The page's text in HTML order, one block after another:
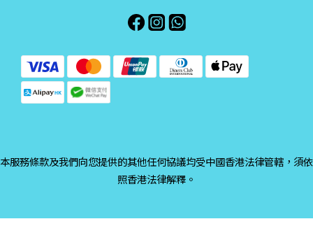
本服務條款及我們向您提供的其他任何協議均受中國香港法律管轄，須依
照香港法律解釋。